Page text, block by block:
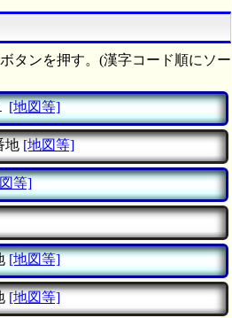
タンを押す。(漢字コード順にソー
[地図等]
地 [地図等]
等]
[地図等]
[地図等]